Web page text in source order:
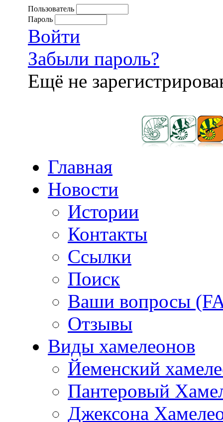
Пользователь
Пароль
Войти
Забыли пароль?
Ещё не
Главная
Новости
Истории
Контакты
Ссылки
Поиск
Ваши вопросы
Отзывы
Виды хамелеонов
Йеменский
Пантеровый
Джексона